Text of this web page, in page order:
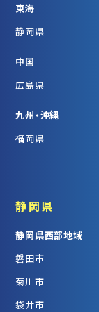
東海
静岡県
中国
広島県
九州・沖縄
福岡県
静岡県
静岡県西部地域
磐田市
菊川市
袋井市